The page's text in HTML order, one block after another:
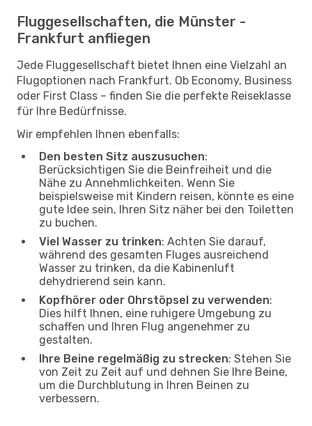
Fluggesellschaften, die Münster -
Frankfurt anfliegen
Jede Fluggesellschaft bietet Ihnen eine Vielzahl an
Flugoptionen nach Frankfurt. Ob Economy, Business
oder First Class – finden Sie die perfekte Reiseklasse
für Ihre Bedürfnisse.
Wir empfehlen Ihnen ebenfalls:
Den besten Sitz auszusuchen:
Berücksichtigen Sie die Beinfreiheit und die
Nähe zu Annehmlichkeiten. Wenn Sie
beispielsweise mit Kindern reisen, könnte es eine
gute Idee sein, Ihren Sitz näher bei den Toiletten
zu buchen.
Viel Wasser zu trinken: Achten Sie darauf,
während des gesamten Fluges ausreichend
Wasser zu trinken, da die Kabinenluft
dehydrierend sein kann.
Kopfhörer oder Ohrstöpsel zu verwenden:
Dies hilft Ihnen, eine ruhigere Umgebung zu
schaffen und Ihren Flug angenehmer zu
gestalten.
Ihre Beine regelmäßig zu strecken: Stehen Sie
von Zeit zu Zeit auf und dehnen Sie Ihre Beine,
um die Durchblutung in Ihren Beinen zu
verbessern.